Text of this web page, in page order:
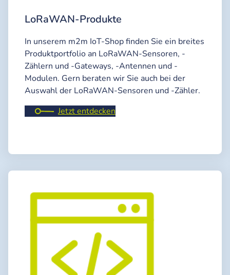
LoRaWAN-Produkte
In unserem m2m IoT-Shop finden Sie ein breites
Produktportfolio an LoRaWAN-Sensoren, -
Zählern und -Gateways, -Antennen und -
Modulen. Gern beraten wir Sie auch bei der
Auswahl der LoRaWAN-Sensoren und -Zähler.
Jetzt entdecken